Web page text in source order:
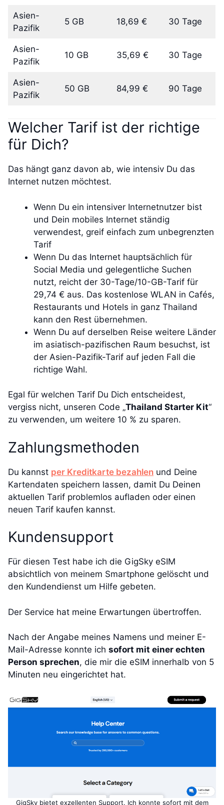
Asien-
Pazifik
5 GB 18,69 € 30 Tage
Asien-
Pazifik
10 GB 35,69 € 30 Tage
Asien-
Pazifik
50 GB 84,99 € 90 Tage
Welcher Tarif ist der richtige
für Dich?
Das hängt ganz davon ab, wie intensiv Du das
Internet nutzen möchtest.
Wenn Du ein intensiver Internetnutzer bist
und Dein mobiles Internet ständig
verwendest, greif einfach zum unbegrenzten
Tarif
Wenn Du das Internet hauptsächlich für
Social Media und gelegentliche Suchen
nutzt, reicht der 30-Tage/10-GB-Tarif für
29,74 € aus. Das kostenlose WLAN in Cafés,
Restaurants und Hotels in ganz Thailand
kann den Rest übernehmen.
Wenn Du auf derselben Reise weitere Länder
im asiatisch-pazifischen Raum besuchst, ist
der Asien-Pazifik-Tarif auf jeden Fall die
richtige Wahl.
Egal für welchen Tarif Du Dich entscheidest,
vergiss nicht, unseren Code „Thailand Starter Kit“
zu verwenden, um weitere 10 % zu sparen.
Zahlungsmethoden
Du kannst per Kreditkarte bezahlen und Deine
Kartendaten speichern lassen, damit Du Deinen
aktuellen Tarif problemlos aufladen oder einen
neuen Tarif kaufen kannst.
Kundensupport
Für diesen Test habe ich die GigSky eSIM
absichtlich von meinem Smartphone gelöscht und
den Kundendienst um Hilfe gebeten.
Der Service hat meine Erwartungen übertroffen.
Nach der Angabe meines Namens und meiner E-
Mail-Adresse konnte ich sofort mit einer echten
Person sprechen, die mir die eSIM innerhalb von 5
Minuten neu eingerichtet hat.
GigSky bietet exzellenten Support. Ich konnte sofort mit dem